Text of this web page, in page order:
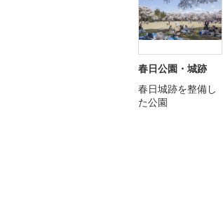
春日公園・城跡
春日城跡を整備し
た公園